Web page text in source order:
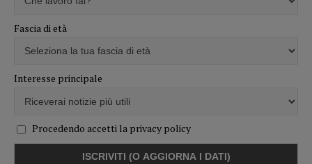
Fascia di età
Interesse principale
Procedendo accetti la privacy policy